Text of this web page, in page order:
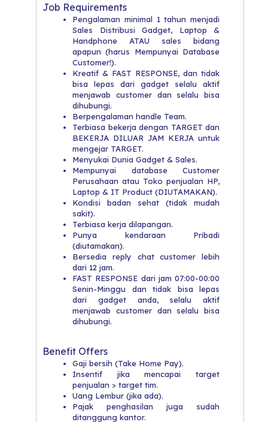
Job Requirements
Pengalaman minimal 1 tahun menjadi
Sales Distribusi Gadget, Laptop &
Handphone ATAU sales bidang
apapun (harus Mempunyai Database
Customer!).
Kreatif & FAST RESPONSE, dan tidak
bisa lepas dari gadget selalu aktif
menjawab customer dan selalu bisa
dihubungi.
Berpengalaman handle Team.
Terbiasa bekerja dengan TARGET dan
BEKERJA DILUAR JAM KERJA untuk
mengejar TARGET.
Menyukai Dunia Gadget & Sales.
Mempunyai database Customer
Perusahaan atau Toko penjualan HP,
Laptop & IT Product (DIUTAMAKAN).
Kondisi badan sehat (tidak mudah
sakit).
Terbiasa kerja dilapangan.
Punya kendaraan Pribadi
(diutamakan).
Bersedia reply chat customer lebih
dari 12 jam.
FAST RESPONSE dari jam 07:00-00:00
Senin-Minggu dan tidak bisa lepas
dari gadget anda, selalu aktif
menjawab customer dan selalu bisa
dihubungi.
Benefit Offers
Gaji bersih (Take Home Pay).
Insentif jika mencapai target
penjualan > target tim.
Uang Lembur (jika ada).
Pajak penghasilan juga sudah
ditanggung kantor.